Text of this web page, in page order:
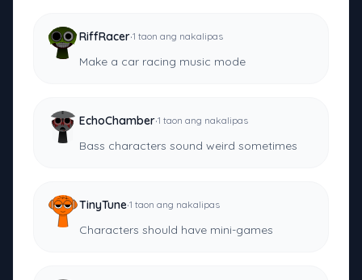
RiffRacer·1 taon ang nakalipas
Make a car racing music mode
EchoChamber·1 taon ang nakalipas
Bass characters sound weird sometimes
TinyTune·1 taon ang nakalipas
Characters should have mini-games